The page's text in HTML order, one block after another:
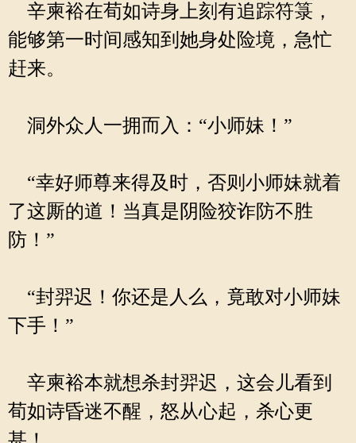
辛柬裕在荀如诗身上刻有追踪符箓，
能够第一时间感知到她身处险境，急忙
赶来。
洞外众人一拥而入：“小师妹！”
“幸好师尊来得及时，否则小师妹就着
了这厮的道！当真是阴险狡诈防不胜
防！”
“封羿迟！你还是人么，竟敢对小师妹
下手！”
辛柬裕本就想杀封羿迟，这会儿看到
荀如诗昏迷不醒，怒从心起，杀心更